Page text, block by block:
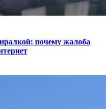
почему жалоба